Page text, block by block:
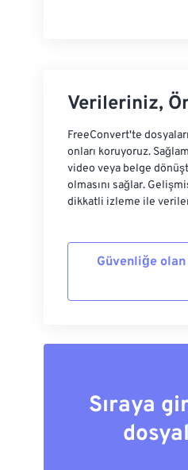
Verileriniz,
FreeConvert'te
onları koruyoruz.
video veya belge
olmasını sağlar.
dikkatli izleme ile
Güvenliğe olan
Sıraya